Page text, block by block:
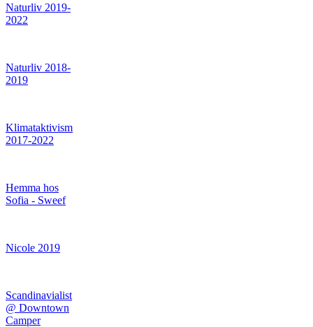
Naturliv 2019-
2022
Naturliv 2018-
2019
Klimataktivism
2017-2022
Hemma hos
Sofia - Sweef
Nicole 2019
Scandinavialist
@ Downtown
Camper